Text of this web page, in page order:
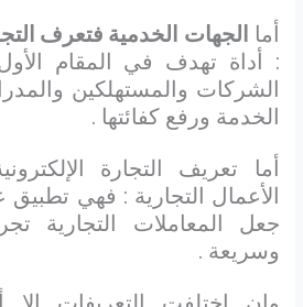
أما الجهات الخدمية فتعرف
: أداة تهدف في المقام
الشركات والمستهلكين
الخدمة ورفع كفائتها .
أما تعريف التجارة
الأعمال التجارية : فهي تطبيق
جعل المعاملات التجارية
وسريعة .